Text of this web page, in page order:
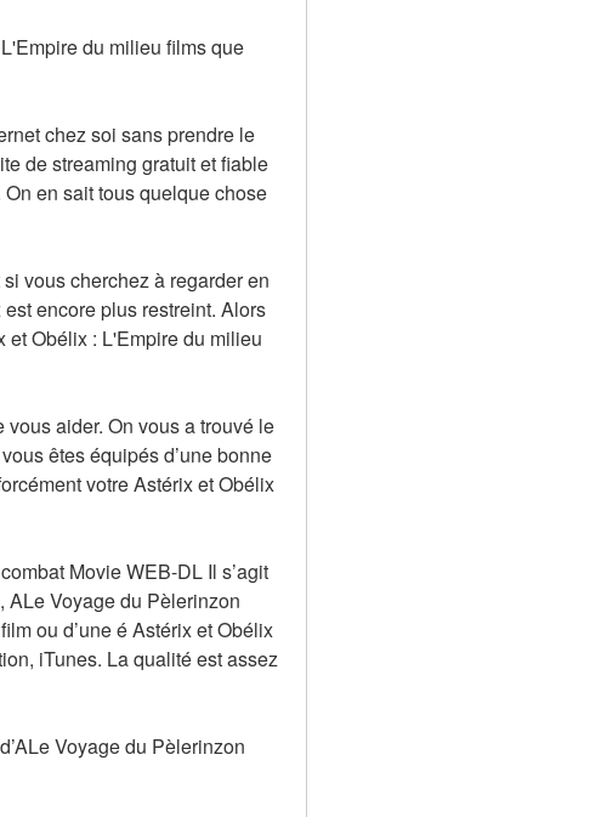
du milieu films que
chez soi sans prendre le
de streaming gratuit et fiable
en sait tous quelque chose
vous cherchez à regarder en
encore plus restreint. Alors
et Obélix : L'Empire du milieu
aider. On vous a trouvé le
êtes équipés d’une bonne
votre Astérix et Obélix
Movie WEB-DL Il s’agit
ALe Voyage du Pèlerinzon
ou d’une é Astérix et Obélix
iTunes. La qualité est assez
Voyage du Pèlerinzon